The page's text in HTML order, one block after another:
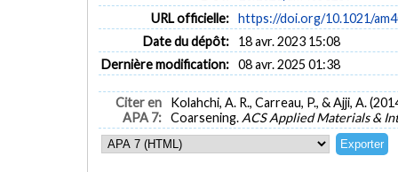
URL officielle: https://doi.org/10.1021/
Date du dépôt:
18 avr. 2023 15:08
Dernière modification: 08 avr. 2025 01:38
Citer en
APA 7:
Kolahchi, A. R., Carreau, P., & Ajji, A.
Coarsening. ACS Applied Materials &